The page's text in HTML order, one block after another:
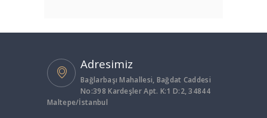
Adresimiz
Bağlarbaşı Mahallesi, Bağdat Caddesi
No:398 Kardeşler Apt. K:1 D:2, 34844
Maltepe/İstanbul